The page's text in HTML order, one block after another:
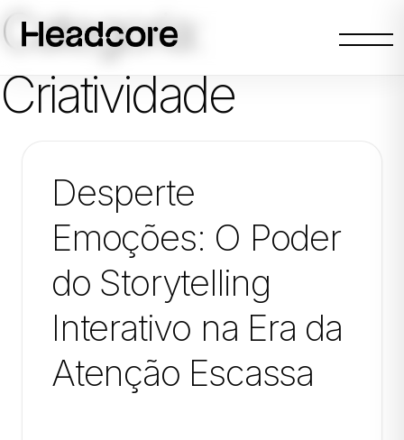
Abrir
Categoria:
Criatividade
Desperte
Emoções: O Poder
do Storytelling
Interativo na Era da
Atenção Escassa